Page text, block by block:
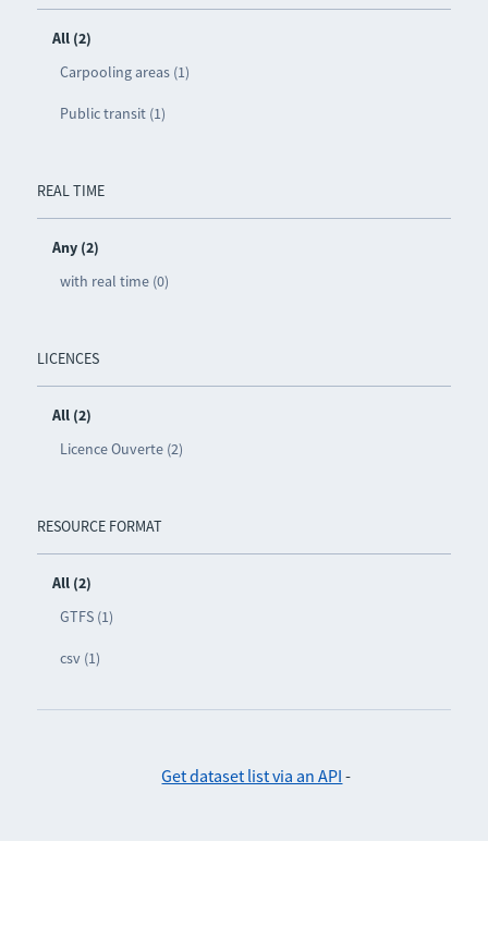
All (2)
Carpooling areas (1)
Public transit (1)
REAL TIME
Any (2)
with real time (0)
LICENCES
All (2)
Licence Ouverte (2)
RESOURCE FORMAT
All (2)
GTFS (1)
csv (1)
Get dataset list via an API -